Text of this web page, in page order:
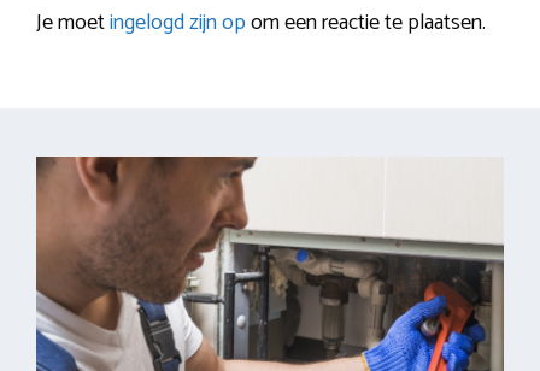
Je moetingelogd zijn opom een reactie te plaatsen.